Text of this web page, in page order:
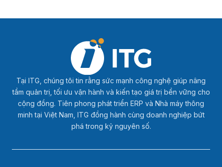
Tại ITG, chúng tôi tin rằng sức mạnh công nghệ giúp nâng
tầm quản trị, tối ưu vận hành và kiến tạo giá trị bền vững cho
cộng đồng. Tiên phong phát triển ERP và Nhà máy thông
minh tại Việt Nam, ITG đồng hành cùng doanh nghiệp bứt
phá trong kỷ nguyên số.